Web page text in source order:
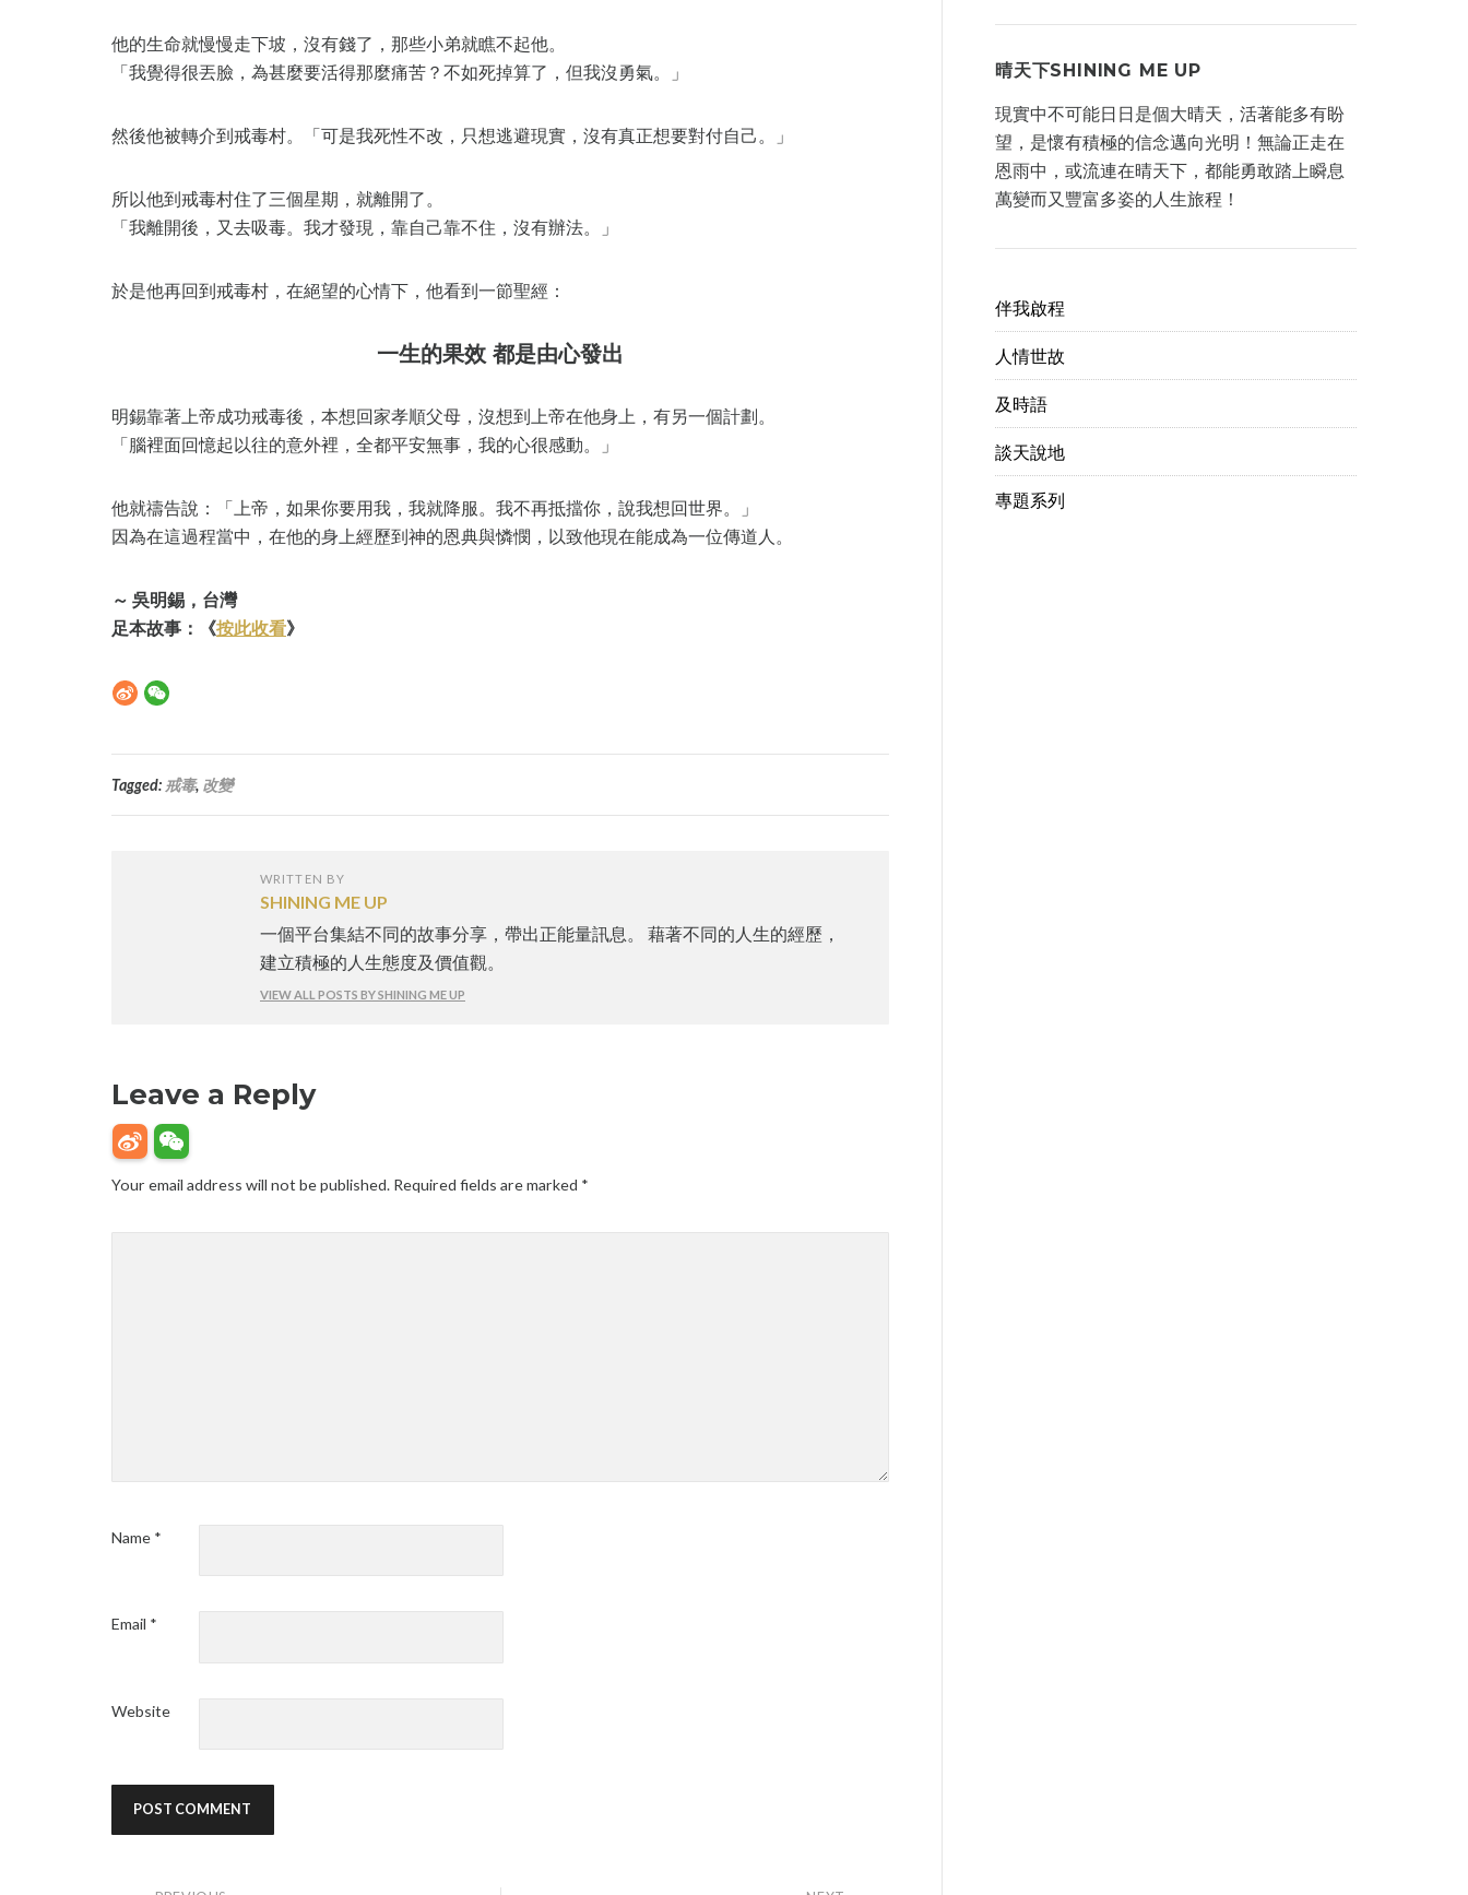
他的生命就慢慢走下坡，沒有錢了，那些小弟就瞧不起他。
「我覺得很丟臉，為甚麼要活得那麼痛苦？不如死掉算了，但我沒勇氣。」
然後他被轉介到戒毒村。「可是我死性不改，只想逃避現實，沒有真正想要對付自己。」
所以他到戒毒村住了三個星期，就離開了。
「我離開後，又去吸毒。我才發現，靠自己靠不住，沒有辦法。」
於是他再回到戒毒村，在絕望的心情下，他看到一節聖經：
一生的果效 都是由心發出
明錫靠著上帝成功戒毒後，本想回家孝順父母，沒想到上帝在他身上，有另一個計劃。
「腦裡面回憶起以往的意外裡，全都平安無事，我的心很感動。」
他就禱告說：「上帝，如果你要用我，我就降服。我不再抵擋你，說我想回世界。」
因為在這過程當中，在他的身上經歷到神的恩典與憐憫，以致他現在能成為一位傳道人。
～ 吳明錫，台灣
足本故事：《按此收看》
Tagged: 戒毒, 改變
WRITTEN BY
SHINING ME UP
一個平台集結不同的故事分享，帶出正能量訊息。 藉著不同的人生的經歷，
建立積極的人生態度及價值觀。
VIEW ALL POSTS BY SHINING ME UP
Leave a Reply
Your email address will not be published. Required fields are marked *
Name *
Email *
Website
晴天下SHINING ME UP
現實中不可能日日是個大晴天，活著能多有盼
望，是懷有積極的信念邁向光明！無論正走在
恩雨中，或流連在晴天下，都能勇敢踏上瞬息
萬變而又豐富多姿的人生旅程！
伴我啟程
人情世故
及時語
談天說地
專題系列